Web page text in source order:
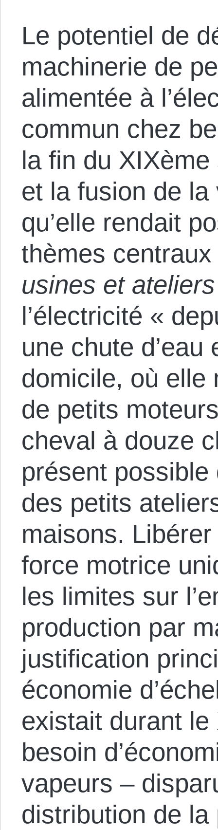
Le potentiel de
machinerie de
alimentée à
commun chez
la fin du
et la fusion de
qu’elle rendait
thèmes
usines et ateliers
l’électricité «
une chute
domicile, où elle
de petits
cheval à douze
présent
des petits
maisons.
force motrice
les limites sur
production par
justification
économie
existait durant
besoin
vapeurs –
distribution de